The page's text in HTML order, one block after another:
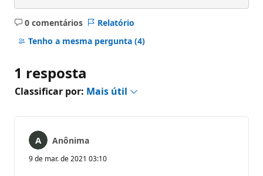
0 comentários
Sem
comentários
Relatório
Tenho a mesma pergunta (4)
1 resposta
Classificar por: Mais útil
Anônima
9 de mar. de 2021 03:10